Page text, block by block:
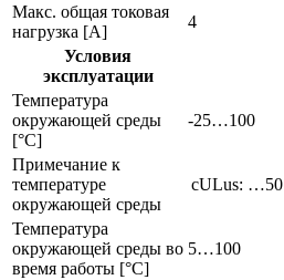
Макс. общая токовая
нагрузка [A]
4
Условия
эксплуатации
Температура
окружающей среды
[°C]
-25…100
Примечание к
температуре
окружающей среды
cULus: …50
Температура
окружающей среды во
время работы [°C]
5…100